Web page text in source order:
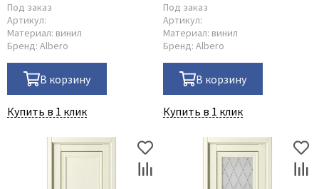
Под заказ
Артикул:
Материал: винил
Бренд: Albero
В корзину
Купить в 1 клик
Под заказ
Артикул:
Материал: винил
Бренд: Albero
В корзину
Купить в 1 клик